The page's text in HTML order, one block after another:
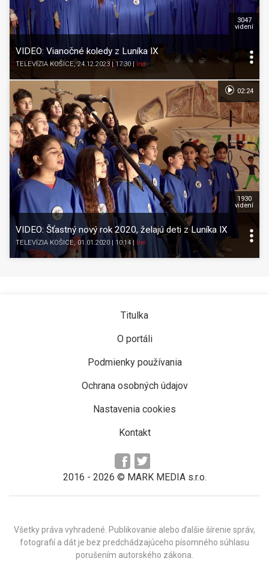
VIDEO: Vianočné koledy z Luníka IX
TELEVÍZIA KOŠICE, 24.12.2023 | 17:30| Iné
3047
videní
VIDEO: Šťastný nový rok 2020, želajú deti z Luníka IX
TELEVÍZIA KOŠICE, 01.01.2020 | 10:14 | Iné
1930
videní
02:24
Titulka
O portáli
Podmienky používania
Ochrana osobných údajov
Nastavenia cookies
Kontakt
2016 - 2026 © MARK MEDIA s.r.o.
Všetky práva vyhradené. Publikovanie alebo ďalšie šírenie správ,
fotografií a dát je bez predchádzajúceho písomného súhlasu
porušením autorského zákona.